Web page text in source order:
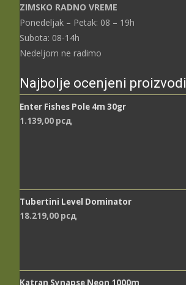
ZIMSKO RADNO VREME
Ponedeljak – Petak: 08 – 19h
Subota: 08-14h
Nedeljom ne radimo
Najbolje ocenjeni proizvodi
Enter Fishes Pole 4m 30gr
1.139,00 рсд
Tubertini Level Dominator
18.219,00 рсд
Katran Synapse Neon 1000m